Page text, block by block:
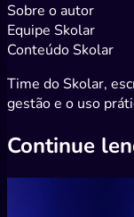
Sobre o autor
Equipe Skolar
Conteúdo Skolar
Time do Skolar,
gestão e o uso
Continue